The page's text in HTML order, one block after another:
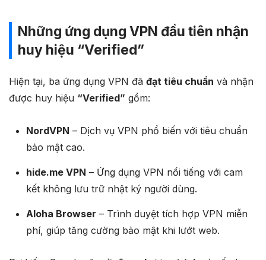
Những ứng dụng VPN đầu tiên nhận
huy hiệu “Verified”
Hiện tại, ba ứng dụng VPN đã đạt tiêu chuẩn và nhận
được huy hiệu “Verified” gồm:
NordVPN – Dịch vụ VPN phổ biến với tiêu chuẩn
bảo mật cao.
hide.me VPN – Ứng dụng VPN nổi tiếng với cam
kết không lưu trữ nhật ký người dùng.
Aloha Browser – Trình duyệt tích hợp VPN miễn
phí, giúp tăng cường bảo mật khi lướt web.